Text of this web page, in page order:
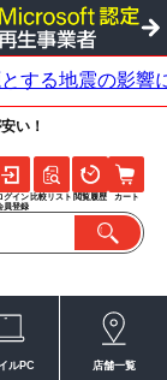
い！
グイン
員登録
比較リスト 閲覧履歴 カート
ルPC 店舗一覧